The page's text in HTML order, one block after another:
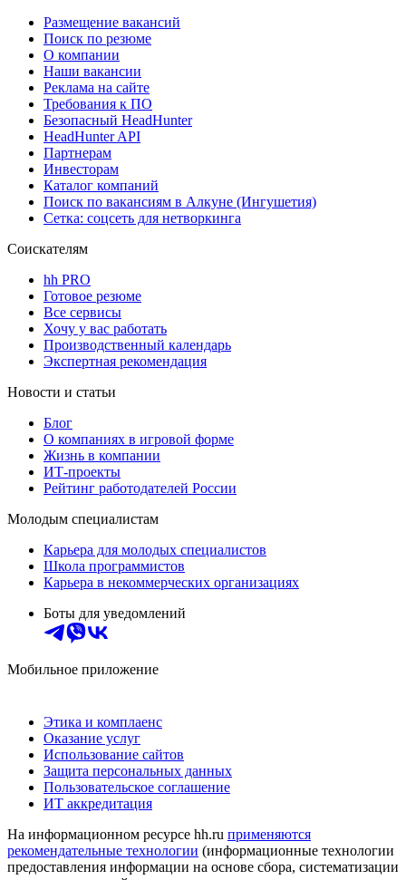
Размещение вакансий
Поиск по резюме
О компании
Наши вакансии
Реклама на сайте
Требования к ПО
Безопасный HeadHunter
HeadHunter API
Партнерам
Инвесторам
Каталог компаний
Поиск по вакансиям в Алкуне (Ингушетия)
Сетка: соцсеть для нетворкинга
Соискателям
hh PRO
Готовое резюме
Все сервисы
Хочу у вас работать
Производственный календарь
Экспертная рекомендация
Новости и статьи
Блог
О компаниях в игровой форме
Жизнь в компании
ИТ-проекты
Рейтинг работодателей России
Молодым специалистам
Карьера для молодых специалистов
Школа программистов
Карьера в некоммерческих организациях
Боты для уведомлений
Мобильное приложение
Этика и комплаенс
Оказание услуг
Использование сайтов
Защита персональных данных
Пользовательское соглашение
ИТ аккредитация
На информационном ресурсе hh.ru применяются
рекомендательные технологии (информационные технологии
предоставления информации на основе сбора, систематизации